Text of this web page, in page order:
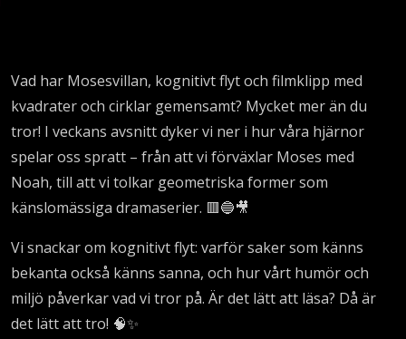
Vad har Mosesvillan, kognitivt flyt och filmklipp med
kvadrater och cirklar gemensamt? Mycket mer än du
tror! I veckans avsnitt dyker vi ner i hur våra hjärnor
spelar oss spratt – från att vi förväxlar Moses med
Noah, till att vi tolkar geometriska former som
känslomässiga dramaserier. 🟥🔵🎥
Vi snackar om kognitivt flyt: varför saker som känns
bekanta också känns sanna, och hur vårt humör och
miljö påverkar vad vi tror på. Är det lätt att läsa? Då är
det lätt att tro! 🧠✨